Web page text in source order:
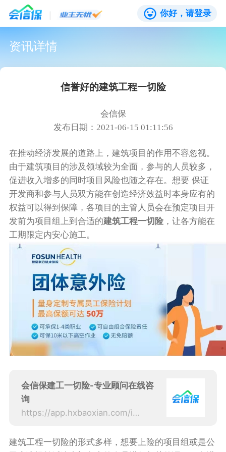
你好，请登录
资讯详情
信誉好的建筑工程一切险
会信保
发布日期：2021-06-15 01:11:56
在推动经济发展的道路上，建筑项目的作用不容忽视。
由于建筑项目的涉及领域较为全面，参与的人员较多，
促进收入增多的同时项目风险也随之存在。想要 保证
开发商和参与人员双方能在创造经济效益时本身应有的
权益可以得到保障，各项目的主管人员会在预定项目开
发前为项目组上到合适的建筑工程一切险，让各方能在
工期限定内安心施工。
会信保建工一切险-专业顾问在线咨
询
https://app.hxbaoxian.com/insurance?p=1&l=20&t=5&c=0&sourceType=web
建筑工程一切险的形式多样，想要上险的项目组或是公